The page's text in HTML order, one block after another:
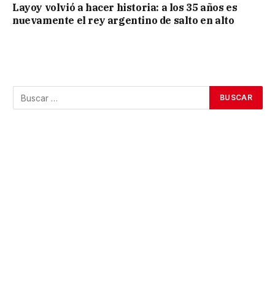
Layoy volvió a hacer historia: a los 35 años es
nuevamente el rey argentino de salto en alto